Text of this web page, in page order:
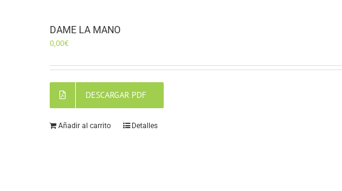
DAME LA MANO
0,00€
DESCARGAR PDF
Añadir al carrito Detalles